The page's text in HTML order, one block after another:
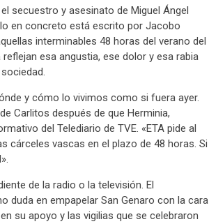
secuestro y asesinato de Miguel Ángel
en concreto está escrito por Jacobo
interminables 48 horas del verano del
esa angustia, ese dolor y esa rabia
y cómo lo vivimos como si fuera ayer.
Carlitos después de que Herminia,
del Telediario de TVE. «ETA pide al
cárceles vascas en el plazo de 48 horas. Si
de la radio o la televisión. El
duda en empapelar San Genaro con la cara
su apoyo y las vigilias que se celebraron